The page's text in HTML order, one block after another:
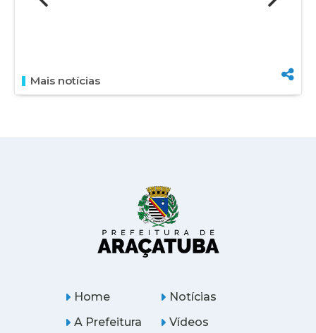
Mais notícias
Home
A Prefeitura
Notícias
Vídeos